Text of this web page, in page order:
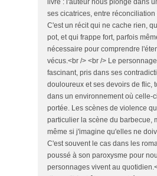
livre : l'auteur nous plonge dans
ses cicatrices, entre
C'est un récit qui ne cache rien,
pot, et qui frappe fort, parfois
nécessaire pour comprendre
vécus.<br /> <br /> Le
fascinant, pris dans ses
douloureux et ses devoirs de flic,
dans un environnement où celle-
portée. Les scènes de violence
particulier la scène du barbecue,
même si j'imagine qu'elles ne
C'est souvent le cas dans les
poussé à son paroxysme pour
personnages vivent au